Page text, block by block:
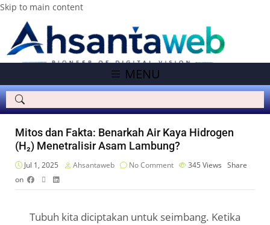
Skip to main content
MENU
Mitos dan Fakta: Benarkah Air Kaya Hidrogen
(H₂) Menetralisir Asam Lambung?
Jul 1, 2025 Ahsantaweb No Comment 345 Views Share
on
Tubuh kita diciptakan untuk seimbang. Ketika